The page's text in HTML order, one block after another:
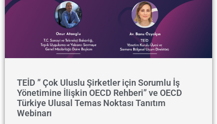
TEİD ” Çok Uluslu Şirketler için Sorumlu İş
Yönetimine İlişkin OECD Rehberi” ve OECD
Türkiye Ulusal Temas Noktası Tanıtım
Webinarı